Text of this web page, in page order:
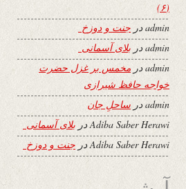
(۶)
adminدر جنت و دوزخ
adminدر بلای آسمانی
adminدر مخمس بر غزل حضرت
خواجه حافظ شیرازی
adminدر ساحلِ جان
Adiba Saber Herawiدر بلای آسمانی
Adiba Saber Herawiدر جنت و دوزخ